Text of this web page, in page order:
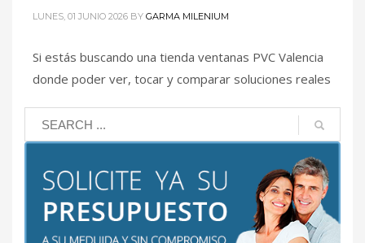
LUNES, 01 JUNIO 2026 BY GARMA MILENIUM
Si estás buscando una tienda ventanas PVC Valencia
donde poder ver, tocar y comparar soluciones reales
nuevo establecimiento del Centro Comercial
Carrefour Alfafar, local 19. Un espacio pensado para
que cada cliente pueda conocer de primera mano la
calidad de nuestras ventanas, cerramientos, perfiles,
acabados y
1 2 3